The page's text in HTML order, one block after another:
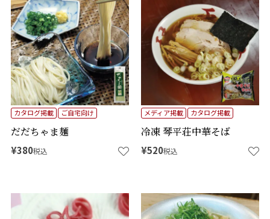
だだちゃま麺
カタログ掲載 ご自宅向け
¥380税込
冷凍 琴平荘中華そば
メディア掲載 カタログ掲載
¥520税込